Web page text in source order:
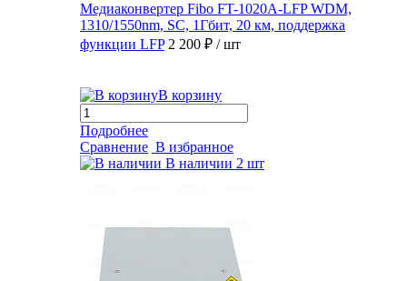
Медиаконвертер Fibo FT-1020A-LFP WDM,
1310/1550nm, SC, 1Гбит, 20 км, поддержка
функции LFP 2 200 ₽ / шт
В корзину
Подробнее
Сравнение В избранное
В наличии 2 шт